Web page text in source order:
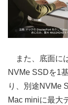
また、底面に
NVMe SSDを1
り、別途NVMe
Mac miniに最大